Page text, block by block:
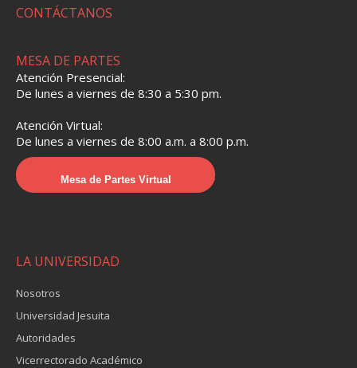
CONTÁCTANOS
MESA DE PARTES
Atención Presencial:
De lunes a viernes de 8:30 a 5:30 pm.
Atención Virtual:
De lunes a viernes de 8:00 a.m. a 8:00 p.m.
Mesa de Partes Virtual
LA UNIVERSIDAD
Nosotros
Universidad Jesuita
Autoridades
Vicerrectorado Académico